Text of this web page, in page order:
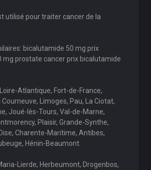
utilisé pour traiter cancer de la
bicalutamide 50 mg prix
mg prostate cancer prix bicalutamide
Atlantique, Fort-de-France,
Limoges, Pau, La Ciotat,
Joué-lès-Tours, Val-de-Marne,
Plaisir, Grande-Synthe,
Charente-Maritime, Antibes,
Hénin-Beaumont.
Lierde, Herbeumont, Drogenbos,